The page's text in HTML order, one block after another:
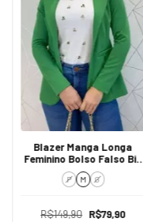
Blazer Manga Longa
Feminino Bolso Falso Bia
Verde
P M G
R$149,90 R$79,90